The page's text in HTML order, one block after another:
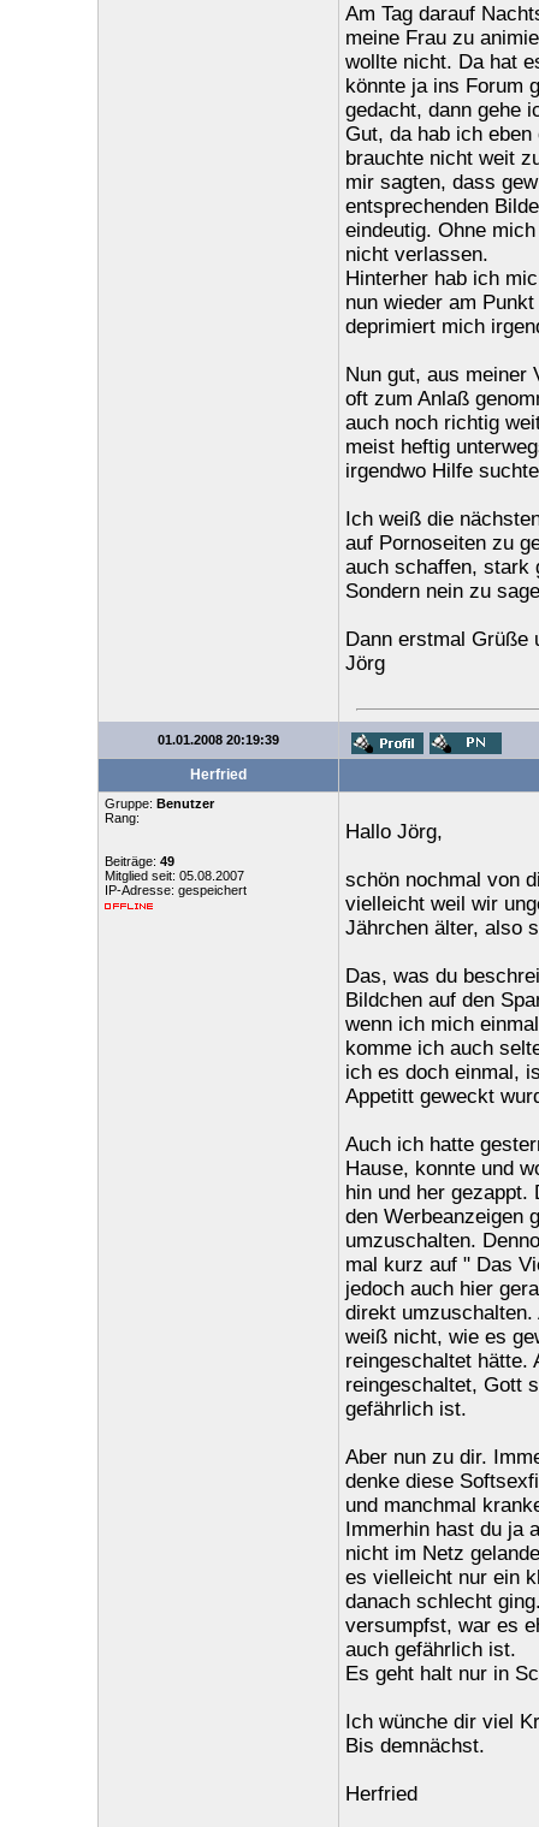
Am Tag darauf
meine Frau zu
wollte nicht. Da hat
könnte ja ins Forum
gedacht, dann gehe
Gut, da hab ich
brauchte nicht weit
mir sagten, dass
entsprechenden
eindeutig. Ohne
nicht verlassen.
Hinterher hab ich
nun wieder am
deprimiert mich
Nun gut, aus meiner
oft zum Anlaß
auch noch richtig
meist heftig
irgendwo Hilfe
Ich weiß die
auf Pornoseiten zu
auch schaffen, stark
Sondern nein zu
Dann erstmal Grüße
Jörg
01.01.2008 20:19:39
Herfried
Gruppe: Benutzer
Rang:
Beiträge: 49
Mitglied seit: 05.08.2007
IP-Adresse: gespeichert
Hallo Jörg,
schön nochmal von
vielleicht weil wir
Jährchen älter, also
Das, was du
Bildchen auf den
wenn ich mich
komme ich auch
ich es doch einmal,
Appetitt geweckt
Auch ich hatte
Hause, konnte und
hin und her gezappt.
den Werbeanzeigen
umzuschalten.
mal kurz auf " Das
jedoch auch hier
direkt
weiß nicht, wie es
reingeschaltet hätte.
reingeschaltet, Gott
gefährlich ist.
Aber nun zu dir.
denke diese
und manchmal
Immerhin hast du ja
nicht im Netz
es vielleicht nur ein
danach schlecht
versumpfst, war es
auch gefährlich ist.
Es geht halt nur in
Ich wünche dir viel
Bis demnächst.
Herfried